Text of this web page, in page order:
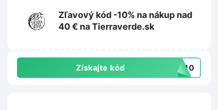
Zľavový kód -10% na nákup nad
40 € na Tierraverde.sk
Získajte kód IL10